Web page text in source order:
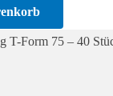
T-Form 75 – 40